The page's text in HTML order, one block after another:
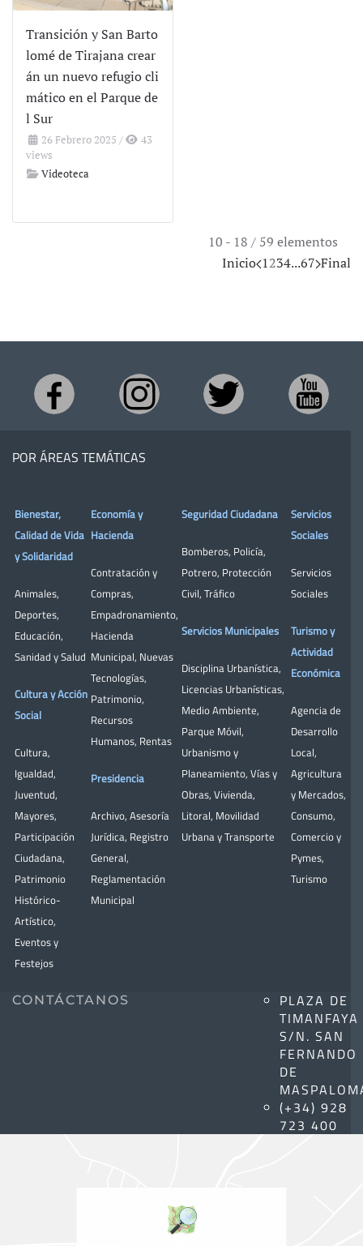
Transición y San Barto
lomé de Tirajana crear
án un nuevo refugio cli
mático en el Parque de
l Sur
26 Febrero 2025 /
43
views
Videoteca
10 - 18 / 59 elementos
Inicio 1234...67 Final
POR ÁREAS TEMÁTICAS
Bienestar,
Calidad de Vida
y Solidaridad
Animales,
Deportes,
Educación,
Sanidad y Salud
Cultura y Acción
Social
Cultura,
Igualdad,
Juventud,
Mayores,
Participación
Ciudadana,
Patrimonio
Histórico-
Artístico,
Eventos y
Festejos
Economía y
Hacienda
Contratación y
Compras,
Empadronamiento,
Hacienda
Municipal, Nuevas
Tecnologías,
Patrimonio,
Recursos
Humanos, Rentas
Presidencia
Archivo, Asesoría
Jurídica, Registro
General,
Reglamentación
Municipal
Seguridad Ciudadana
Bomberos, Policía,
Potrero, Protección
Civil, Tráfico
Servicios Municipales
Disciplina Urbanística,
Licencias Urbanísticas,
Medio Ambiente,
Parque Móvil,
Urbanismo y
Planeamiento, Vías y
Obras, Vivienda,
Litoral, Movilidad
Urbana y Transporte
Servicios
Sociales
Servicios
Sociales
Turismo y
Actividad
Económica
Agencia de
Desarrollo
Local,
Agricultura
y Mercados,
Consumo,
Comercio y
Pymes,
Turismo
CONTÁCTANOS
PLAZA DE
TIMANFAYA
S/N. SAN
FERNANDO
DE
(+34) 928
723 400